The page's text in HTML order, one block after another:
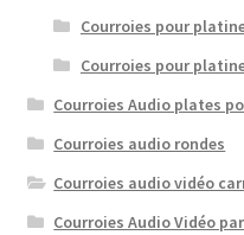
Courroies pour
Courroies pour
Courroies Audio plates
Courroies audio rondes
Courroies audio vidéo
Courroies Audio Vidéo